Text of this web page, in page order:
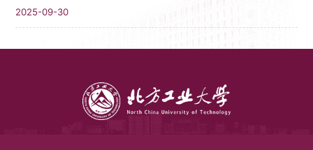
2025-09-30